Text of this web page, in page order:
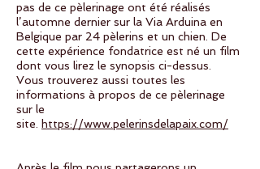
pas de ce pèlerinage ont été réalisés
l’automne dernier sur la Via Arduina en
Belgique par 24 pèlerins et un chien. De
cette expérience fondatrice est né un film
dont vous lirez le synopsis ci-dessus.
Vous trouverez aussi toutes les
informations à propos de ce pèlerinage
sur le
site.
https://www.pelerinsdelapaix.com/